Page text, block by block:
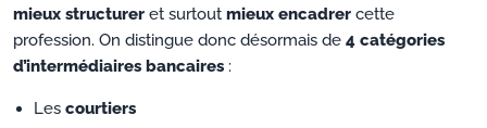
mieux structurer et surtout mieux encadrer cette
profession. On distingue donc désormais de 4 catégories
d’intermédiaires bancaires :
Lescourtiers